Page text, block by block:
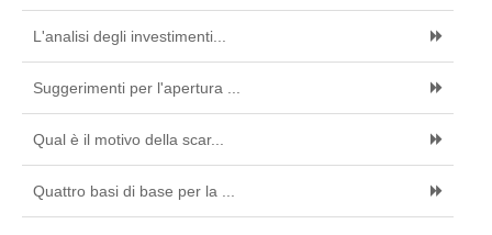
L'analisi degli investimenti...
Suggerimenti per l'apertura ...
Qual è il motivo della scar...
Quattro basi di base per la ...